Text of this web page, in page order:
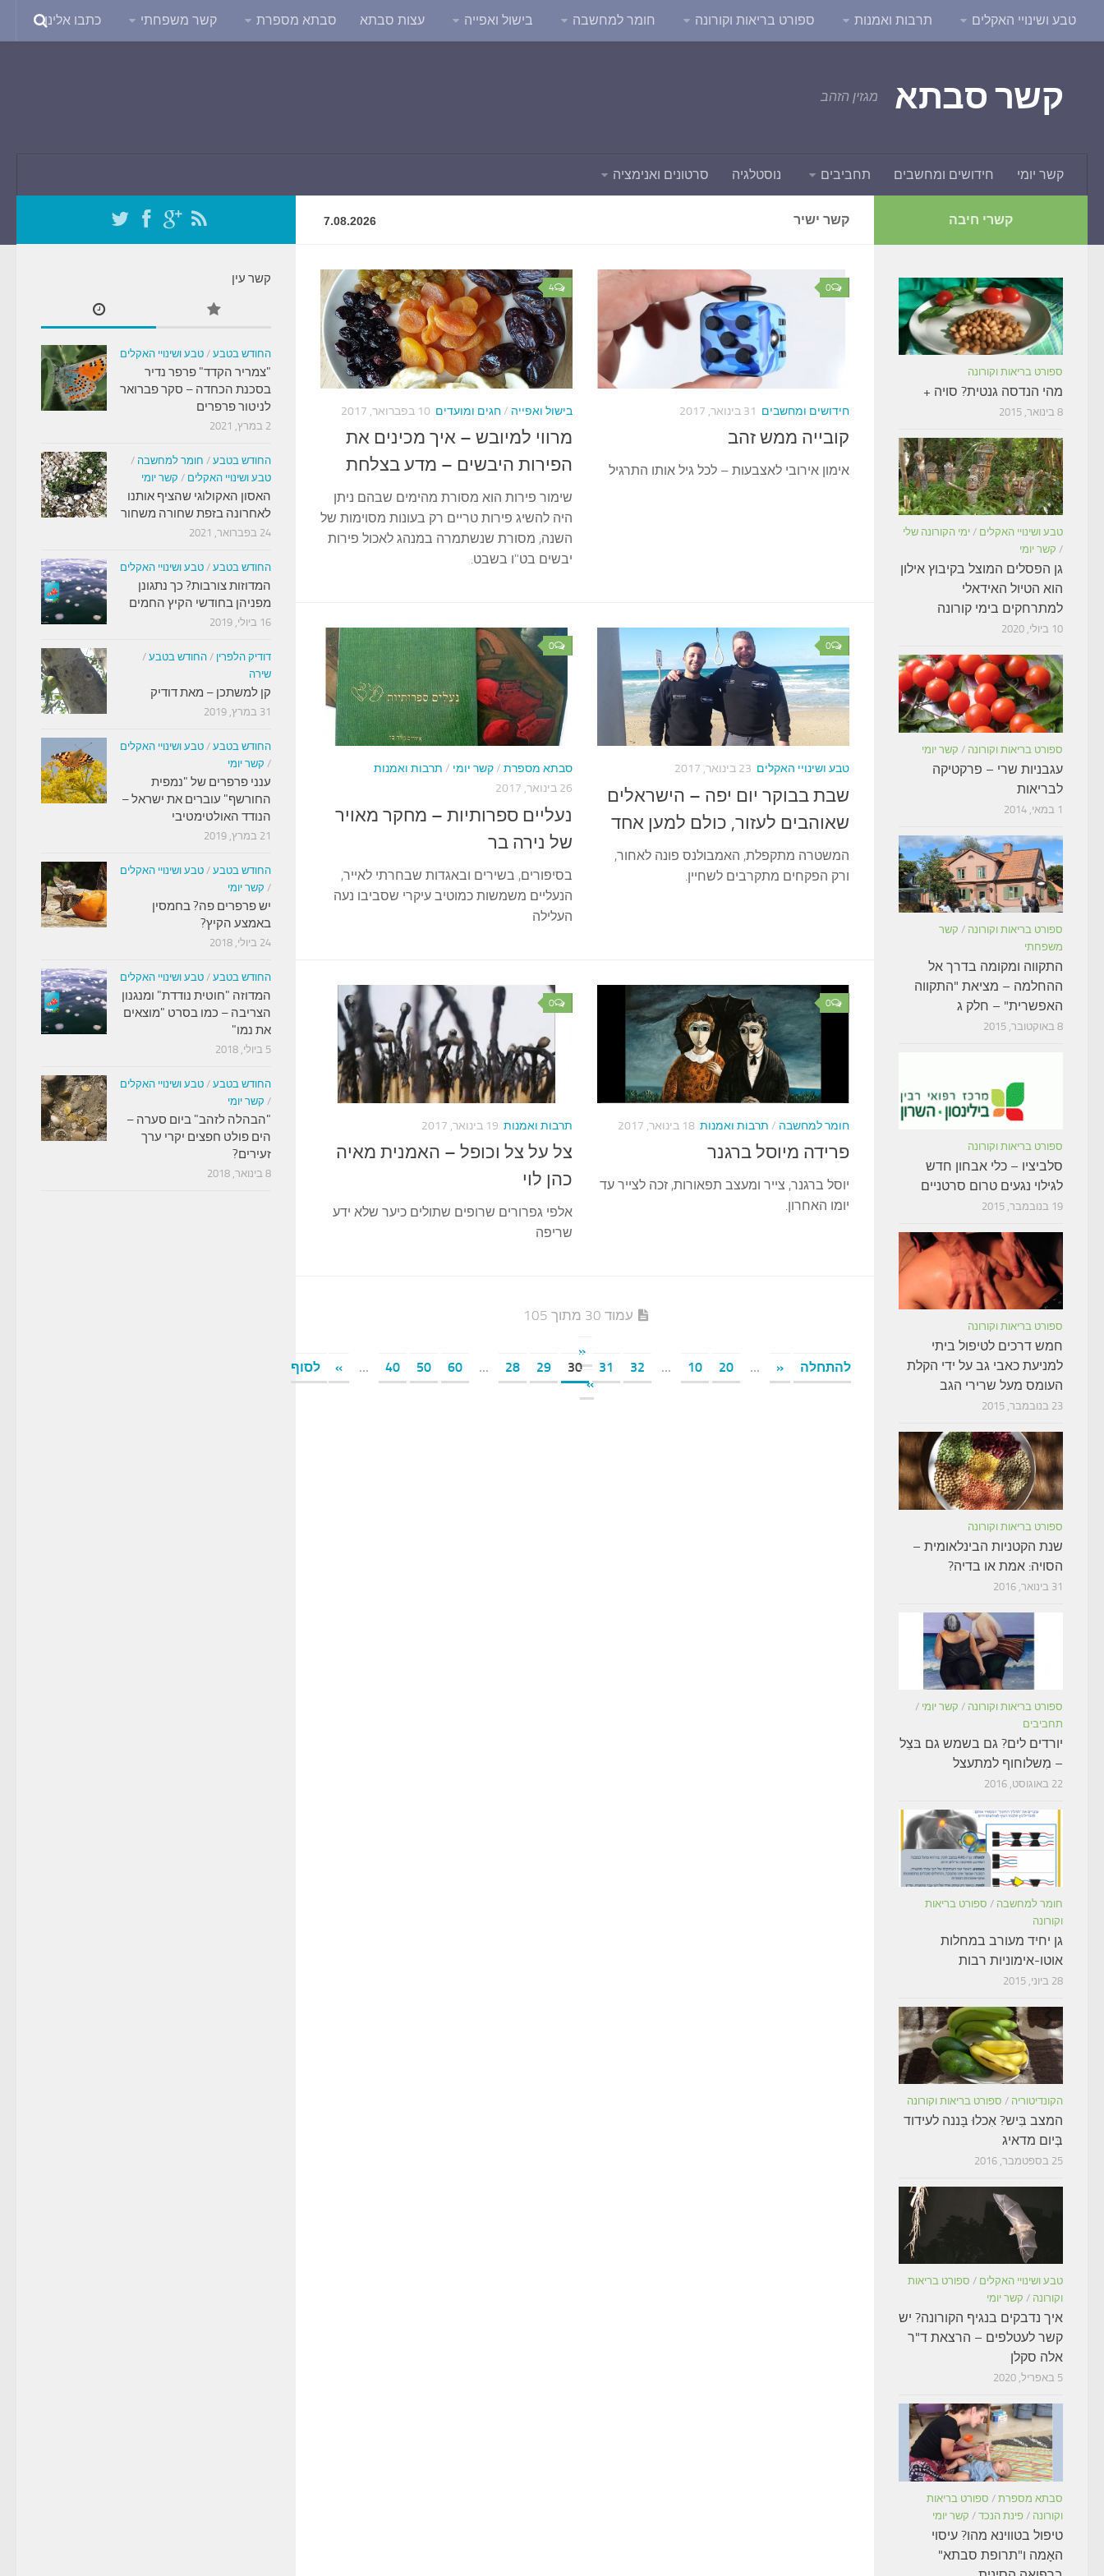
טבע ושינויי האקלים תרבות ואמנות ספורט בריאות וקורונה חומר למחשבה בישול ואפייה עצות סבתא סבתא מספרת קשר משפחתי כתבו אלינו
קשר סבתא מגזין הזהב
קשר יומי חידושים ומחשבים תחביבים נוסטלגיה סרטונים ואנימציה
קשר ישיר 7.08.2026
4
בישול ואפייה /חגים ומועדים 10 בפברואר, 2017
מרווי למיובש – איך מכינים את
הפירות היבשים – מדע בצלחת
שימור פירות הוא מסורת מהימים שבהם ניתן
היה להשיג פירות טריים רק בעונות מסוימות של
השנה, מסורת שנשתמרה במנהג לאכול פירות
יבשים בט"ו בשבט.
0
חידושים ומחשבים 31 בינואר, 2017
קובייה ממש זהב
אימון אירובי לאצבעות – לכל גיל אותו התרגיל
0
סבתא מספרת /קשר יומי / תרבות ואמנות
26 בינואר, 2017
נעליים ספרותיות – מחקר מאויר
של נירה בר
בסיפורים, בשירים ובאגדות שבחרתי לאייר,
הנעליים משמשות כמוטיב עיקרי שסביבו נעה
העלילה
0
טבע ושינויי האקלים 23 בינואר, 2017
שבת בבוקר יום יפה – הישראלים
שאוהבים לעזור, כולם למען אחד
המשטרה מתקפלת, האמבולנס פונה לאחור,
ורק הפקחים מתקרבים לשחיין.
0
תרבות ואמנות 19 בינואר, 2017
צל על צל וכופל – האמנית מאיה
כהן לוי
אלפי גפרורים שרופים שתולים כיער שלא ידע
שריפה
0
חומר למחשבה / תרבות ואמנות 18 בינואר, 2017
פרידה מיוסל ברגנר
יוסל ברגנר, צייר ומעצב תפאורות, זכה לצייר עד
יומו האחרון.
עמוד 30 מתוך 105
«
להתחלה
«
...
10 20
...
28 29 30 31 32
...
40 50 60
...
»
לסוף
»
קשר עין
החודש בטבע / טבע ושינויי האקלים
"צמריר הקדד" פרפר נדיר
בסכנת הכחדה – סקר פברואר
לניטור פרפרים
2 במרץ, 2021
החודש בטבע / חומר למחשבה /
טבע ושינויי האקלים / קשר יומי
האסון האקולוגי שהציף אותנו
לאחרונה בזפת שחורה משחור
24 בפברואר, 2021
החודש בטבע / טבע ושינויי האקלים
המדוזות צורבות? כך נתגונן
מפניהן בחודשי הקיץ החמים
16 ביולי, 2019
דודיק הלפרין / החודש בטבע /
שירה
קן למשתכן – מאת דודיק
31 במרץ, 2019
החודש בטבע / טבע ושינויי האקלים
/ קשר יומי
ענני פרפרים של "נמפית
החורשף" עוברים את ישראל –
הנודד האולטימטיבי
21 במרץ, 2019
החודש בטבע / טבע ושינויי האקלים
/ קשר יומי
יש פרפרים פה? בחמסין
באמצע הקיץ?
24 ביולי, 2018
החודש בטבע / טבע ושינויי האקלים
המדוזה "חוטית נודדת" ומנגנון
הצריבה – כמו בסרט "מוצאים
את נמו"
5 ביולי, 2018
החודש בטבע / טבע ושינויי האקלים
/ קשר יומי
"הבהלה לזהב" ביום סערה –
הים פולט חפצים יקרי ערך
זעירים?
8 בינואר, 2018
קשרי חיבה
ספורט בריאות וקורונה
מהי הנדסה גנטית? סויה +
8 בינואר, 2015
טבע ושינויי האקלים / ימי הקורונה שלי
/ קשר יומי
גן הפסלים המוצל בקיבוץ אילון
הוא הטיול האידאלי
למתרחקים בימי קורונה
10 ביולי, 2020
ספורט בריאות וקורונה / קשר יומי
עגבניות שרי – פרקטיקה
לבריאות
1 במאי, 2014
ספורט בריאות וקורונה / קשר
משפחתי
התקווה ומקומה בדרך אל
ההחלמה – מציאת "התקווה
האפשרית" – חלק ג
8 באוקטובר, 2015
ספורט בריאות וקורונה
סלביציו – כלי אבחון חדש
לגילוי נגעים טרום סרטניים
19 בנובמבר, 2015
ספורט בריאות וקורונה
חמש דרכים לטיפול ביתי
למניעת כאבי גב על ידי הקלת
העומס מעל שרירי הגב
23 בנובמבר, 2015
ספורט בריאות וקורונה
שנת הקטניות הבינלאומית –
הסויה: אמת או בדיה?
31 בינואר, 2016
ספורט בריאות וקורונה / קשר יומי /
תחביבים
יורדים לים? גם בשמש גם בּצֵל
– מִשלוחוף למתעצל
22 באוגוסט, 2016
חומר למחשבה / ספורט בריאות
וקורונה
גן יחיד מעורב במחלות
אוטו-אימוניות רבות
28 ביוני, 2015
הקונדיטוריה / ספורט בריאות וקורונה
המצב בִּיש? אִכלוּ בָּננה לעידוד
בְּיום מדאיג
25 בספטמבר, 2016
טבע ושינויי האקלים / ספורט בריאות
וקורונה / קשר יומי
איך נדבקים בנגיף הקורונה? יש
קשר לעטלפים – הרצאת ד"ר
אלה סקלן
5 באפריל, 2020
סבתא מספרת / ספורט בריאות
וקורונה / פינת הנכד / קשר יומי
טיפול בטווינא מהו? עיסוי
האָמה ו"תרופת סבתא"